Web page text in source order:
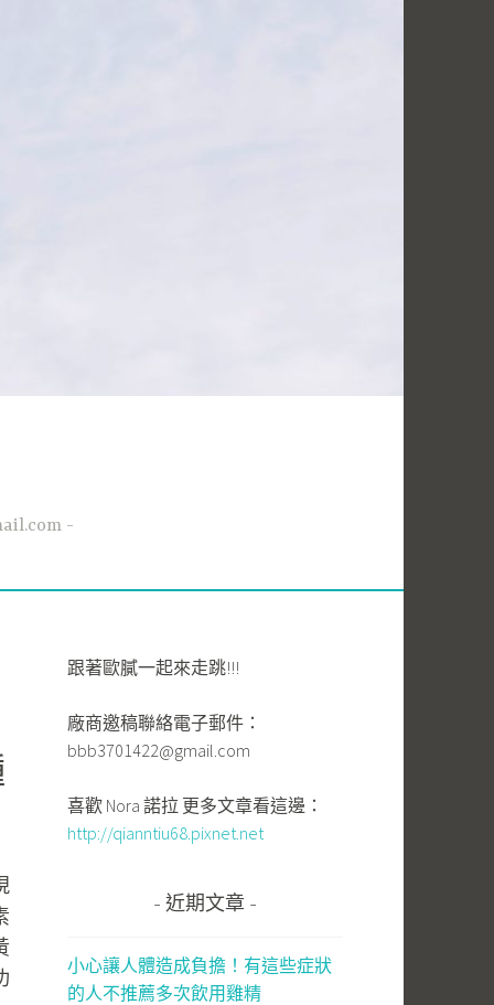
跟著歐膩一起來走跳!!!
廠商邀稿聯絡電子郵件：
bbb3701422@gmail.com
喜歡 Nora 諾拉 更多文章看這邊：
http://qianntiu68.pixnet.net
近期文章
小心讓人體造成負擔！有這些症狀
的人不推薦多次飲用雞精